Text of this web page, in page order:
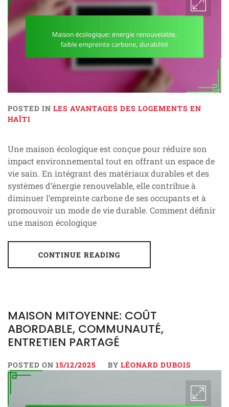
POSTED IN LES AVANTAGES DES LOGEMENTS EN
HAÏTI
Une maison écologique est conçue pour réduire son
impact environnemental tout en offrant un espace de
vie sain. En intégrant des matériaux durables et des
systèmes d’énergie renouvelable, elle contribue à
diminuer l’empreinte carbone de ses occupants et à
promouvoir un mode de vie durable. Comment définir
une maison écologique
CONTINUE READING
MAISON MITOYENNE: COÛT
ABORDABLE, COMMUNAUTÉ,
ENTRETIEN PARTAGÉ
POSTED ON 15/12/2025 BY LÉONARD DUBOIS